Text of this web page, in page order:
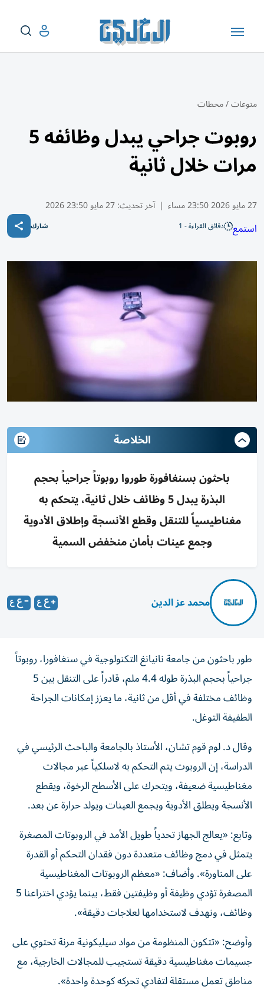
منوعات/محطات
روبوت جراحي يبدل وظائفه 5
مرات خلال ثانية
27 مايو 2026 23:50 مساء | آخر تحديث:27 مايو 23:50 2026
استمع دقائق القراءة - 1 شارك
الخلاصة
باحثون بسنغافورة طوروا روبوتاً جراحياً بحجم
البذرة يبدل 5 وظائف خلال ثانية، يتحكم به
مغناطيسياً للتنقل وقطع الأنسجة وإطلاق الأدوية
وجمع عينات بأمان منخفض السمية
محمد عز الدين
طور باحثون من جامعة نانيانغ التكنولوجية في سنغافورا، روبوتاً
جراحياً بحجم البذرة طوله 4.4 ملم، قادراً على التنقل بين 5
وظائف مختلفة في أقل من ثانية، ما يعزز إمكانات الجراحة
الطفيفة التوغل.
وقال د. لوم قوم تشان، الأستاذ بالجامعة والباحث الرئيسي في
الدراسة، إن الروبوت يتم التحكم به لاسلكياً عبر مجالات
مغناطيسية ضعيفة، ويتحرك على الأسطح الرخوة، ويقطع
الأنسجة ويطلق الأدوية ويجمع العينات ويولد حرارة عن بعد.
وتابع: «يعالج الجهاز تحدياً طويل الأمد في الروبوتات المصغرة
يتمثل في دمج وظائف متعددة دون فقدان التحكم أو القدرة
على المناورة». وأضاف: «معظم الروبوتات المغناطيسية
المصغرة تؤدي وظيفة أو وظيفتين فقط، بينما يؤدي اختراعنا 5
وظائف، ونهدف لاستخدامها لعلاجات دقيقة».
وأوضح: «تتكون المنظومة من مواد سيليكونية مرنة تحتوي على
جسيمات مغناطيسية دقيقة تستجيب للمجالات الخارجية، مع
مناطق تعمل مستقلة لتفادي تحركه كوحدة واحدة».